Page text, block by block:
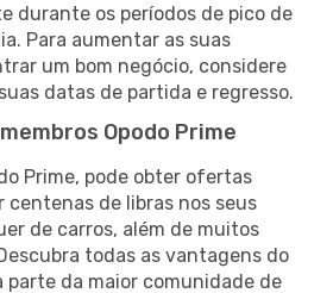
durante os períodos de pico de
Para aumentar as suas
um bom negócio, considere
datas de partida e regresso.
Opodo Prime
Prime, pode obter ofertas
centenas de libras nos seus
de carros, além de muitos
todas as vantagens do
parte da maior comunidade de